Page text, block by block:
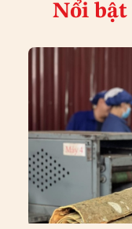
Nổi bật